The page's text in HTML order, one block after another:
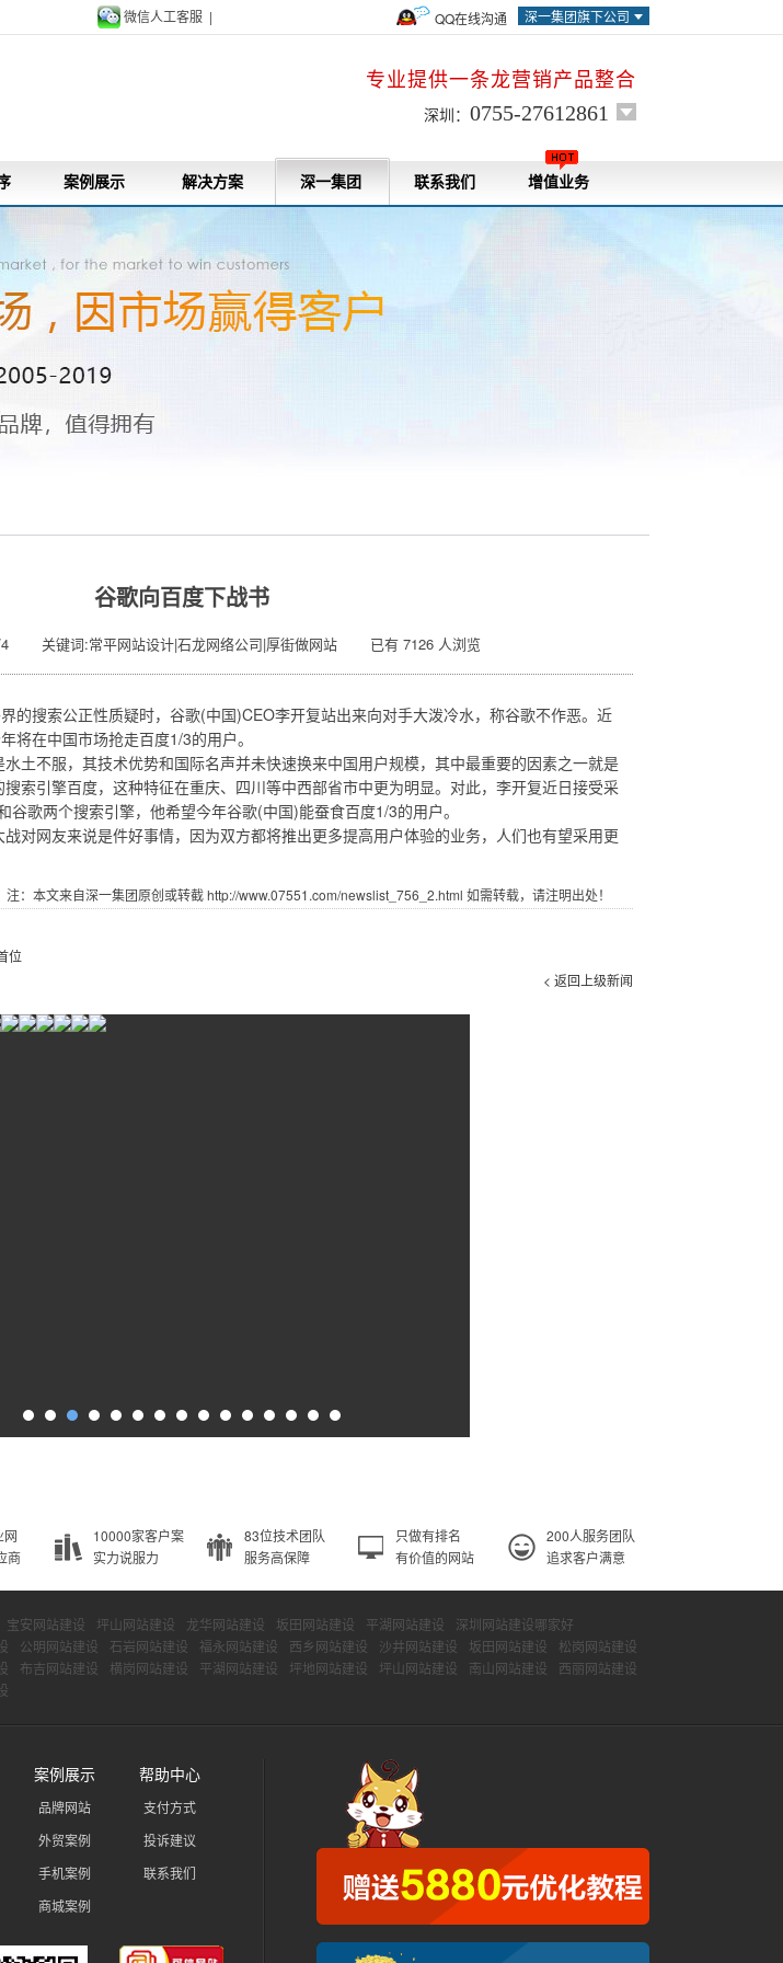
深一集团旗下公司
微信人工客服 | QQ在线沟通
专业提供一条龙营销产品整合
深圳： 0755-27612861
案例展示 解决方案 深一集团 联系我们 增值业务
谷歌向百度下战书
4 关键词:常平网站设计|石龙网络公司|厚街做网站 已有 7126 人浏览
搜索公正性质疑时，谷歌(中国)CEO李开复站出来向对手大泼冷水，称谷歌不作恶。近
将在中国市场抢走百度1/3的用户。
不服，其技术优势和国际名声并未快速换来中国用户规模，其中最重要的因素之一就是
索引擎百度，这种特征在重庆、四川等中西部省市中更为明显。对此，李开复近日接受采
歌两个搜索引擎，他希望今年谷歌(中国)能蚕食百度1/3的用户。
网友来说是件好事情，因为双方都将推出更多提高用户体验的业务，人们也有望采用更
注：本文来自深一集团原创或转截 http://www.07551.com/newslist_756_2.html 如需转载，请注明出处！
位
< 返回上级新闻
网
商
10000家客户案
实力说服力
83位技术团队
服务高保障
只做有排名
有价值的网站
200人服务团队
追求客户满意
宝安网站建设 坪山网站建设 龙华网站建设 坂田网站建设 平湖网站建设
深圳网站建设哪家好
公明网站建设 石岩网站建设 福永网站建设 西乡网站建设 沙井网站建设 坂田网站建设
松岗网站建设
布吉网站建设 横岗网站建设 平湖网站建设 坪地网站建设 坪山网站建设 南山网站建设
西丽网站建设
案例展示
品牌网站
外贸案例
手机案例
商城案例
帮助中心
支付方式
投诉建议
联系我们